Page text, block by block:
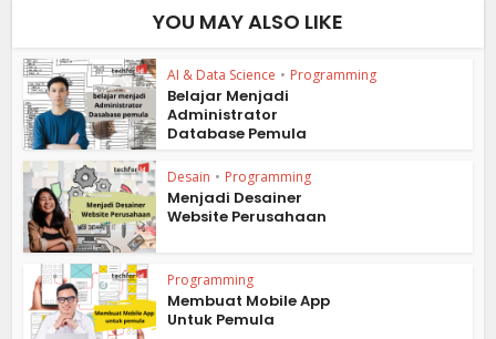
YOU MAY ALSO LIKE
AI & Data Science • Programming
Belajar Menjadi
Administrator
Database Pemula
Desain • Programming
Menjadi Desainer
Website Perusahaan
Programming
Membuat Mobile App
Untuk Pemula